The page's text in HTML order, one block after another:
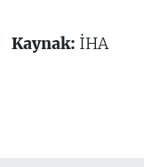
Kaynak: İHA